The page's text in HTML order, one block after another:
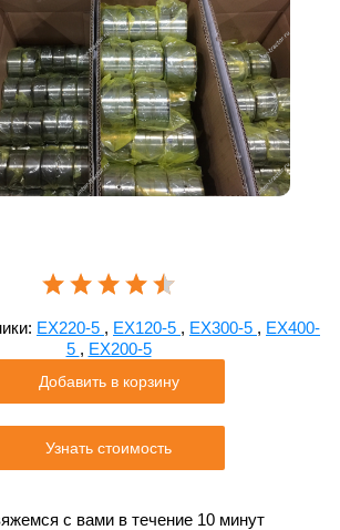
EX220-5 , EX120-5 , EX300-5 , EX400-
5 , EX200-5
Добавить в корзину
Узнать стоимость
с вами в течение 10 минут